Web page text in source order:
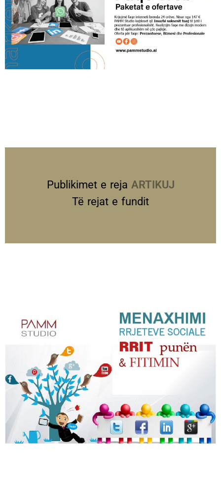
Publikimet e reja PREZANTIME
Të rejat e fundit